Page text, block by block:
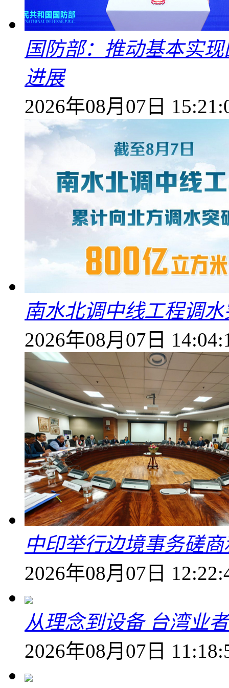
国防部：推动基本实
进展
2026年08月07日
南水北调中线工程调
2026年08月07日
中印举行边境事务磋
2026年08月07日
从理念到设备 台湾业
2026年08月07日